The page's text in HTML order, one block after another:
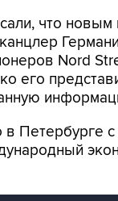
что новым
Nord
его
в Петербурге